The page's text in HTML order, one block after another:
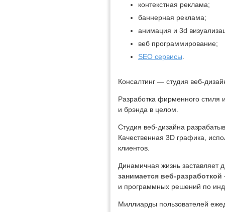
контекстная реклама;
баннерная реклама;
анимация и 3d
веб программирование;
SEO сервисы
Консалтинг — студия веб-
Разработка фирменного стиля
и брэнда в целом.
Студия веб-дизайна
Качественная 3D графика,
клиентов.
Динамичная жизнь заставляет
занимается веб-разработкой
и программных решений по
Миллиарды пользователей